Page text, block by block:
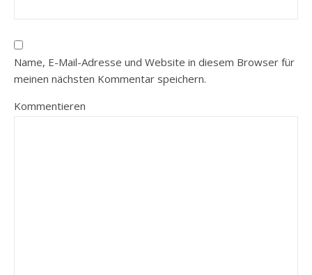
Name, E-Mail-Adresse und Website in diesem Browser für
meinen nächsten Kommentar speichern.
Kommentieren